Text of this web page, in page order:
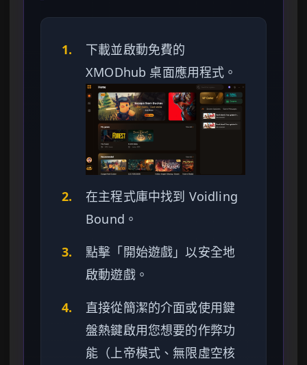
1.
下載並啟動免費的
XMODhub 桌面應用程式。
2.
在主程式庫中找到 Voidling
Bound。
3.
點擊「開始遊戲」以安全地
啟動遊戲。
4.
直接從簡潔的介面或使用鍵
盤熱鍵啟用您想要的作弊功
能（上帝模式、無限虛空核